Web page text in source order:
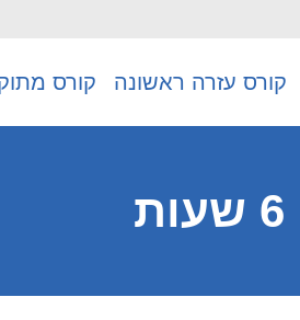
קורס עזרה ראשונה קורס